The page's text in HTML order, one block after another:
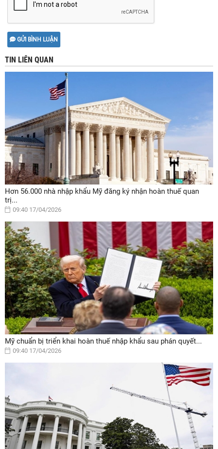
GỬI BÌNH LUẬN
TIN LIÊN QUAN
Hơn 56.000 nhà nhập khẩu Mỹ đăng ký nhận hoàn thuế quan
trị...
09:40 17/04/2026
Mỹ chuẩn bị triển khai hoàn thuế nhập khẩu sau phán quyết...
09:40 17/04/2026